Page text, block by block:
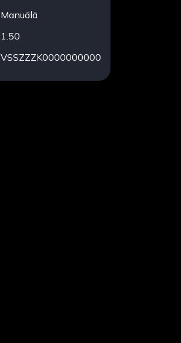
Manuālā
1.50
VSSZZZK0000000000